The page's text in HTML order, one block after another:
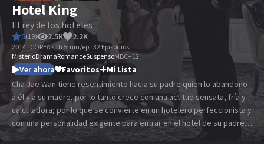
Hotel King
El rey de los hoteles
5(19) 2.5K 2.2K
2014 · COREA · 1h 5min/ep · 32 Episodios
MisterioDramaRomanceSuspensoMBC+12
Ver ahora Favoritos
Mi Lista
Cha Jae Wan tiene resentimiento hacia su padre quien lo abandono
a él y a su madre, por lo tanto crece con una actitud sensata, fría y
calculadora; por lo que se convierte en un hotelero perfeccionista y
con una personalidad exigente para entrar en el hotel de su padre
quién lo abandonó y cobrar venganza. Cha Jae Wan hará todo lo